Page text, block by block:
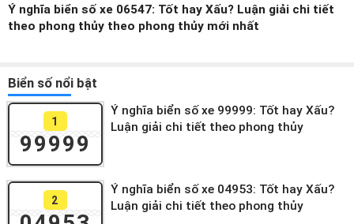
Ý nghĩa biển số xe 06547: Tốt hay Xấu? Luận giải chi tiết
theo phong thủy theo phong thủy mới nhất
Biển số nổi bật
1
99999
Ý nghĩa biển số xe 99999: Tốt hay Xấu?
Luận giải chi tiết theo phong thủy
2
Ý nghĩa biển số xe 04953: Tốt hay Xấu?
Luận giải chi tiết theo phong thủy